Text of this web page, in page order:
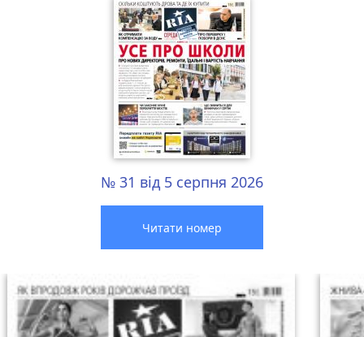
№ 31 від 5 серпня 2026
Читати номер